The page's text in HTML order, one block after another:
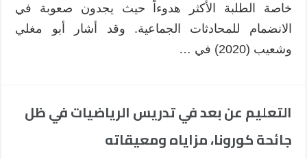
خاصة الطلبة الأكثر هدوءاً حيث يجدون صعوبة في
الانضمام للمحادثات الجماعية. وقد أشار أبو مغلي
وشعيب (2020) في …
التعليم عن بعد في تدريس الرياضيات في ظل
جائحة كورونا، مزاياه ومعيقاته